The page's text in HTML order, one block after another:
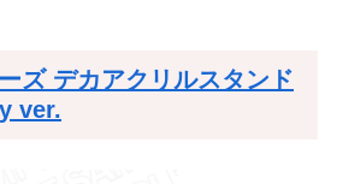
ズ デカアクリルスタンド
ver.